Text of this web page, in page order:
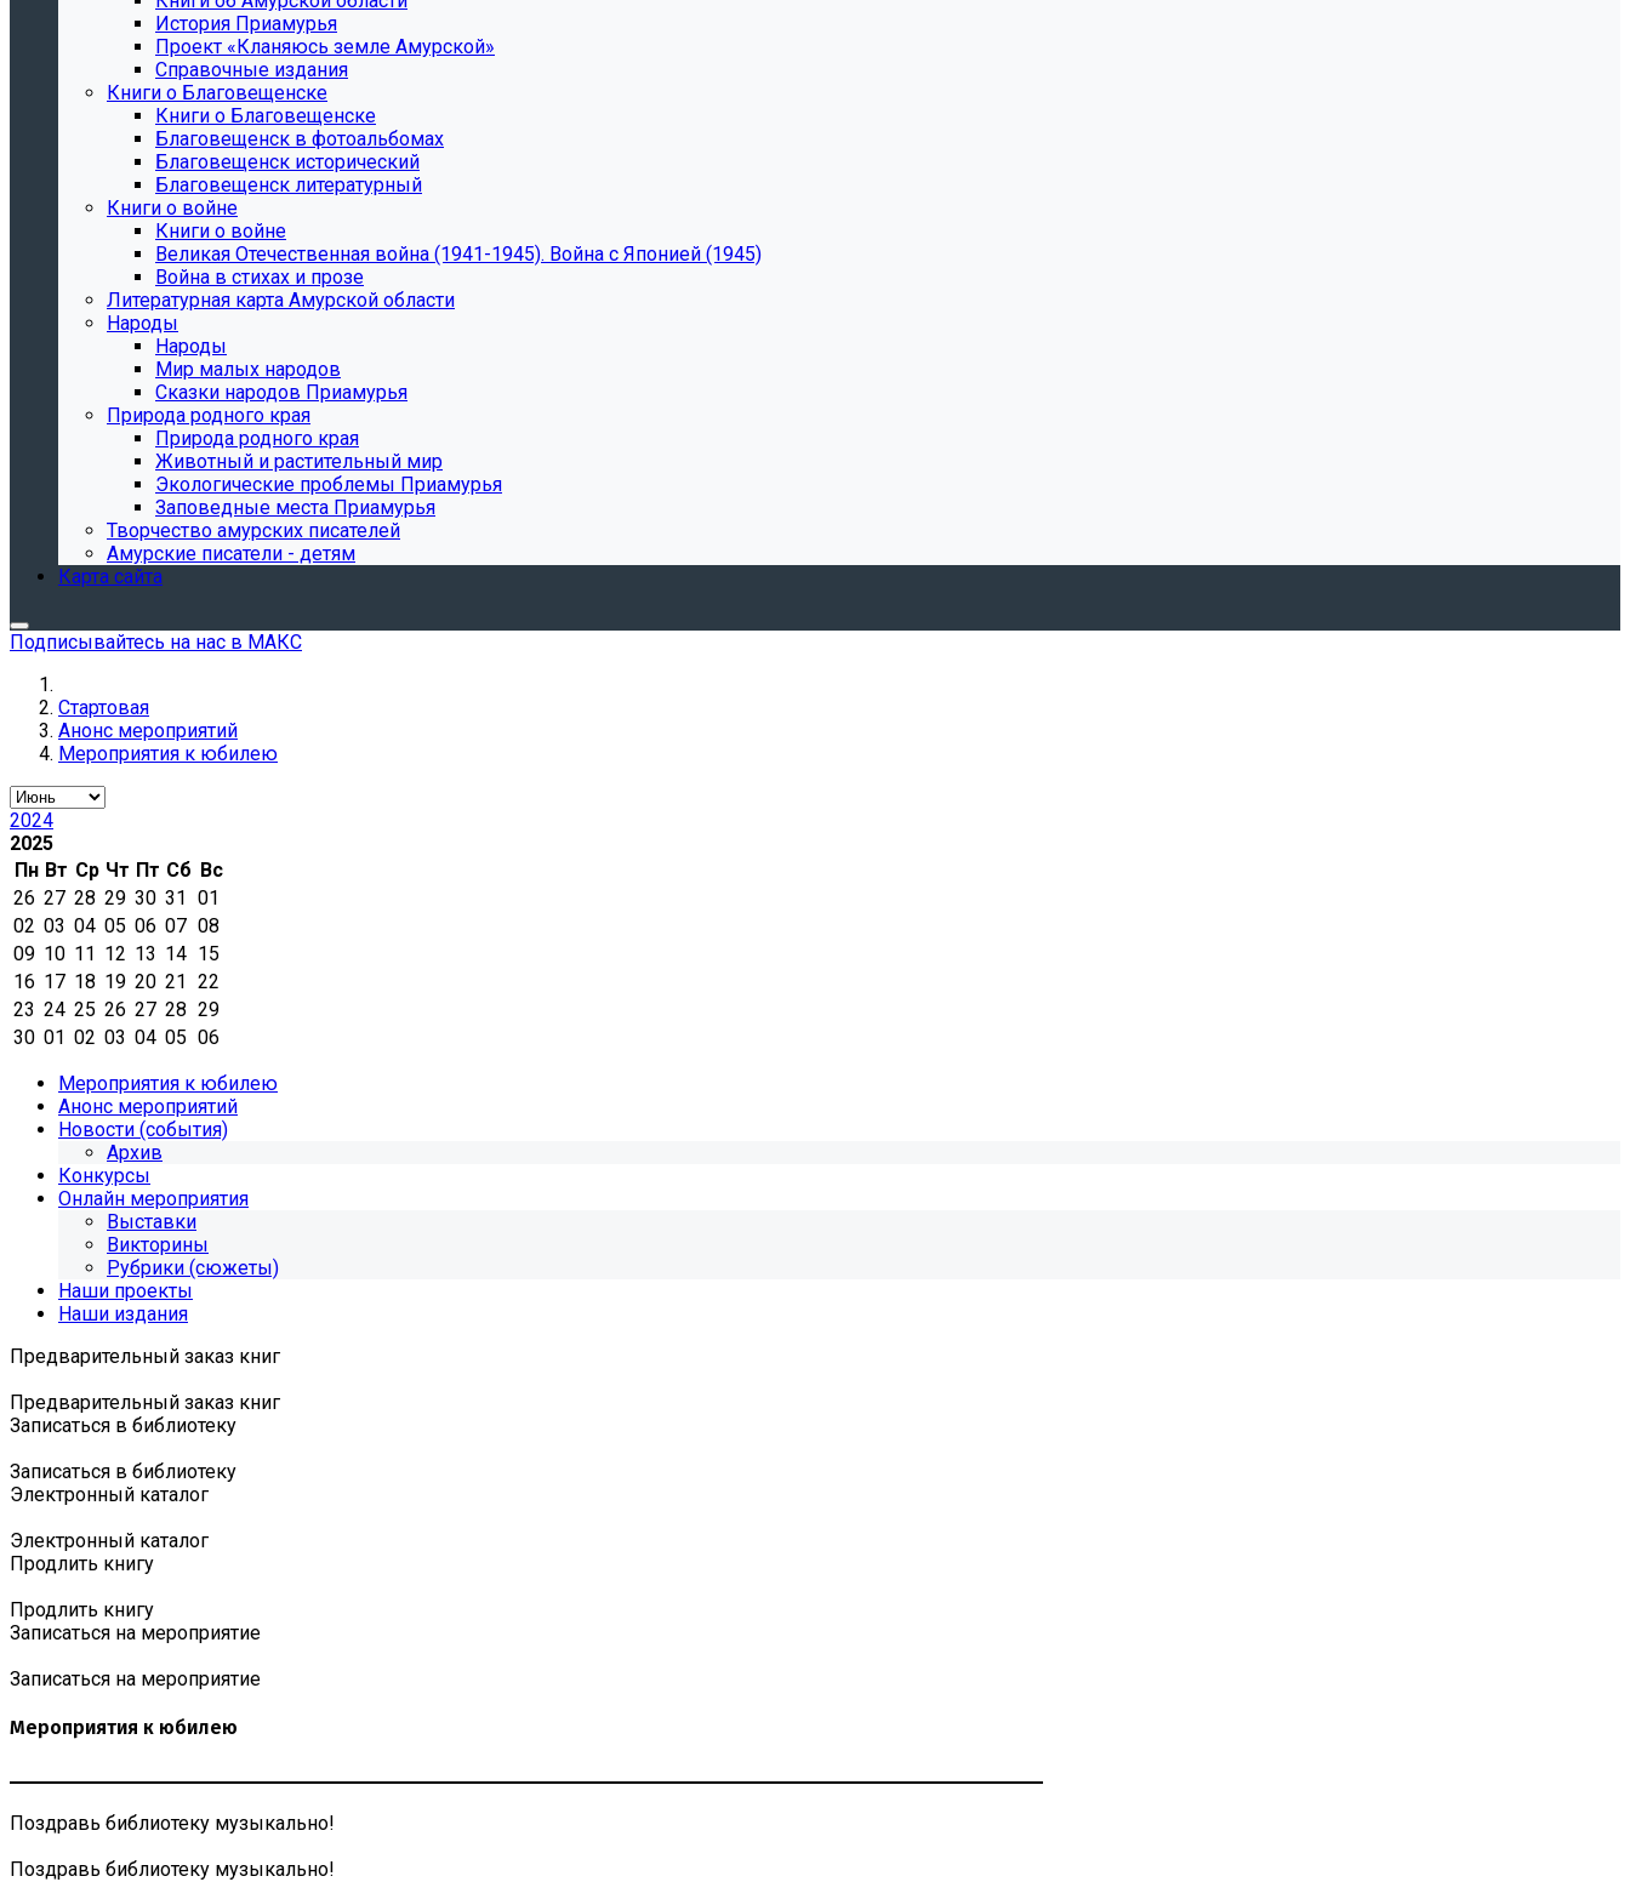
История Приамурья
Проект «Кланяюсь земле Амурской»
Справочные издания
Книги о Благовещенске
Книги о Благовещенске
Благовещенск в фотоальбомах
Благовещенск исторический
Благовещенск литературный
Книги о войне
Книги о войне
Великая Отечественная война (1941-1945). Война с Японией (1945)
Война в стихах и прозе
Литературная карта Амурской области
Народы
Народы
Мир малых народов
Сказки народов Приамурья
Природа родного края
Природа родного края
Животный и растительный мир
Экологические проблемы Приамурья
Заповедные места Приамурья
Творчество амурских писателей
Амурские писатели - детям
Карта сайта
Подписывайтесь на нас в МАКС
Стартовая
Анонс мероприятий
Мероприятия к юбилею
2024
2025
Пн Вт Ср Чт Пт Сб Вс
26 27 28 29 30 31 01
02 03 04 05 06 07 08
09 10 11 12 13 14 15
16 17 18 19 20 21 22
23 24 25 26 27 28 29
30 01 02 03 04 05 06
Мероприятия к юбилею
Анонс мероприятий
Новости (события)
Архив
Конкурсы
Онлайн мероприятия
Выставки
Викторины
Рубрики (сюжеты)
Наши проекты
Наши издания
Предварительный заказ книг
Предварительный заказ книг
Записаться в библиотеку
Записаться в библиотеку
Электронный каталог
Электронный каталог
Продлить книгу
Продлить книгу
Записаться на мероприятие
Записаться на мероприятие
Мероприятия к юбилею
Поздравь библиотеку музыкально!
Поздравь библиотеку музыкально!